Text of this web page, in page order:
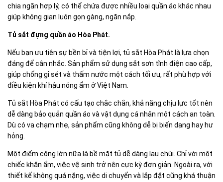
chia ngăn hợp lý, có thể chứa được nhiều loại quần áo khác nhau
giúp không gian luôn gọn gàng, ngăn nắp.
Tủ sắt đựng quần áo Hòa Phát.
Nếu bạn ưu tiên sự bền bỉ và tiện lợi, tủ sắt Hòa Phát là lựa chọn
đáng để cân nhắc. Sản phẩm sử dụng sắt sơn tĩnh điện cao cấp,
giúp chống gỉ sét và thấm nước một cách tối ưu, rất phù hợp với
điều kiện khí hậu nóng ẩm ở Việt Nam.
Tủ sắt Hòa Phát có cấu tạo chắc chắn, khả năng chịu lực tốt nên
dễ dàng bảo quản quần áo và vật dụng cá nhân một cách an toàn.
Dù có va chạm nhẹ, sản phẩm cũng không dễ bị biến dạng hay hư
hỏng.
Một điểm cộng lớn nữa là bề mặt tủ dễ dàng lau chùi. Chỉ với một
chiếc khăn ẩm, việc vệ sinh trở nên cực kỳ đơn giản. Ngoài ra, với
thiết kế không quá nặng, việc di chuyển và lắp đặt cũng khá thuận